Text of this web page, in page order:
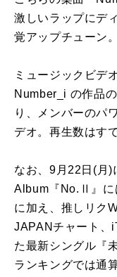
激しいラップにデ
覚アップチューン。
ミュージックビデ
Number_i の作品
り、メンバーのパ
デオ。再生数はす
なお、9月22日(月)
Album『No.Ⅱ』に
に加え、推しリク
JAPANチャート、
た最新シングル『
ランキングでは通